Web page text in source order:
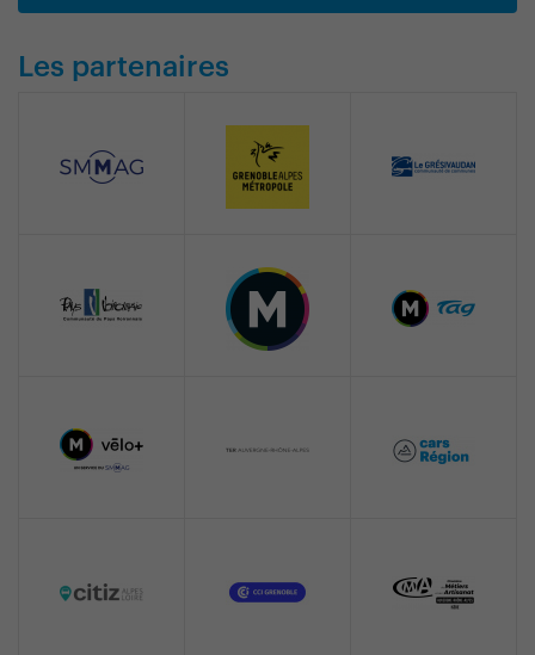
Les partenaires